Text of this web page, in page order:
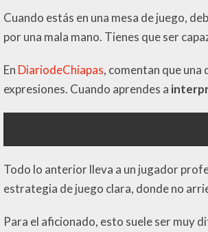
Cuando estás en una mesa de juego,
por una mala mano. Tienes que ser
En DiariodeChiapas, comentan que
expresiones. Cuando aprendes a
Todo lo anterior lleva a un jugador
estrategia de juego clara, donde no
Para el aficionado, esto suele ser muy